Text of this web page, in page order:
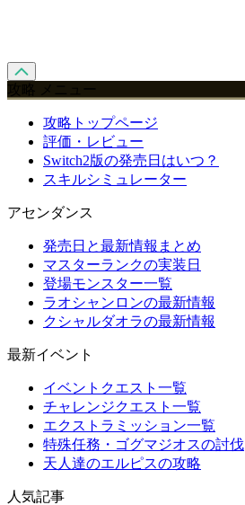
攻略 メニュー
攻略トップページ
評価・レビュー
Switch2版の発売日はいつ？
スキルシミュレーター
アセンダンス
発売日と最新情報まとめ
マスターランクの実装日
登場モンスター一覧
ラオシャンロンの最新情報
クシャルダオラの最新情報
最新イベント
イベントクエスト一覧
チャレンジクエスト一覧
エクストラミッション一覧
特殊任務・ゴグマジオスの討伐
天人達のエルピスの攻略
人気記事